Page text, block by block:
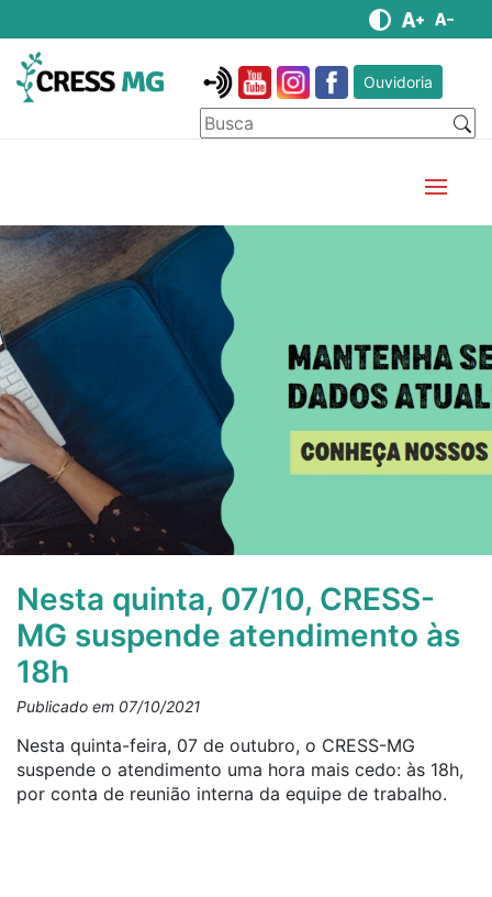
Ouvidoria
Nesta quinta, 07/10, CRESS-
MG suspende atendimento às
18h
Publicado em 07/10/2021
Nesta quinta-feira, 07 de outubro, o CRESS-MG
suspende o atendimento uma hora mais cedo: às 18h,
por conta de reunião interna da equipe de trabalho.